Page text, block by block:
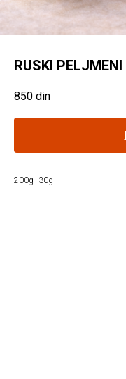
RUSKI PELJMENI
850 din
200g+30g